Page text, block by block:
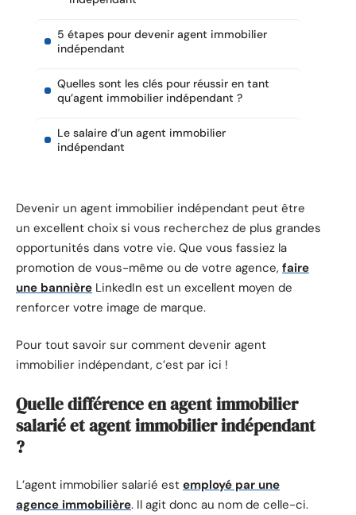
5 étapes pour devenir agent immobilier
indépendant
Quelles sont les clés pour réussir en tant
qu’agent immobilier indépendant ?
Le salaire d’un agent immobilier
indépendant
Devenir un agent immobilier indépendant peut être
un excellent choix si vous recherchez de plus grandes
opportunités dans votre vie. Que vous fassiez la
promotion de vous-même ou de votre agence, faire
une bannière LinkedIn est un excellent moyen de
renforcer votre image de marque.
Pour tout savoir sur comment devenir agent
immobilier indépendant, c’est par ici !
Quelle différence en agent immobilier
salarié et agent immobilier indépendant
?
L’agent immobilier salarié est employé par une
agence immobilière. Il agit donc au nom de celle-ci.